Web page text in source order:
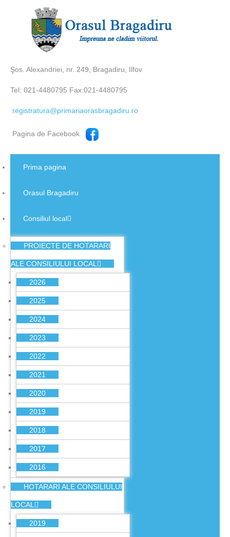
Şos. Alexandriei, nr. 249, Bragadiru, Ilfov
Tel: 021-4480795 Fax:021-4480795
registratura@primariaorasbragadiru.ro
Pagina de Facebook
Prima pagina
Orasul Bragadiru
Consiliul local
PROIECTE DE HOTARARI
ALE CONSILIULUI LOCAL
2026
2025
2024
2023
2022
2021
2020
2019
2018
2017
2016
HOTARARI ALE CONSILIULUI
LOCAL
2019